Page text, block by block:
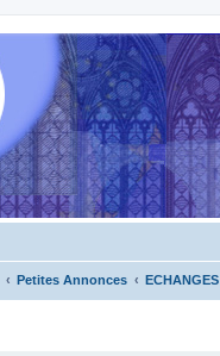
Petites Annonces ECHANGES